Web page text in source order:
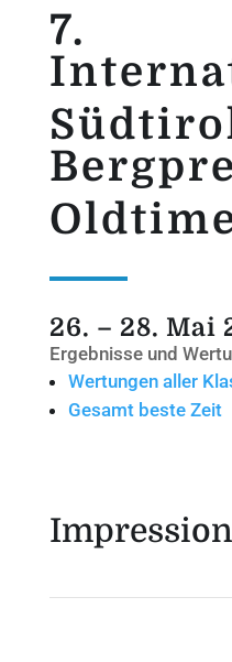
7.
26. – 28. Mai
Ergebnisse und
Wertungen aller
Gesamt beste Zeit